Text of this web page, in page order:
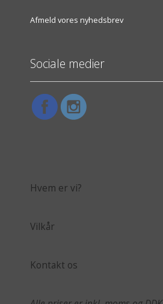
Afmeld vores nyhedsbrev
Sociale medier
Hvem er vi?
Vilkår
Kontakt os